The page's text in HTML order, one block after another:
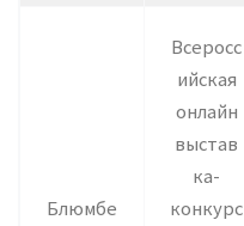
Блюмбе
Всеросс
ийская
онлайн
выстав
ка-
конкурс